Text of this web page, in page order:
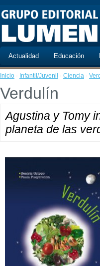
Actualidad Educación
Inicio · Infantil/Juvenil · Ciencia ·
Verdulín
Agustina y Tomy
planeta de las